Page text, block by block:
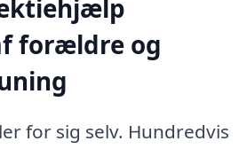
forældre og
for sig selv. Hundredvis